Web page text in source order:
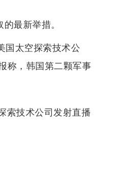
最新举措。
国太空探索技术公
称，韩国第二颗军事
索技术公司发射直播